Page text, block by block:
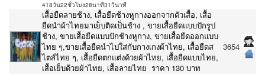
418วัน22ชั่วโมง28นาที31วินาที
เสื้อยืดลายช้าง, เสื้อยืดช้างหูกางออกจากตัวเสื้อ, เสื้อ
ยืดนำผ้าไทยมาเย็บติดเป็นช้าง , ขายเสื้อยืดแบบปักรูป
ช้าง, ขายเสื้อยืดแบบปักช้างหูกาง, ขายเสื้อยืดออกแบบ
ไทย ๆ,ขายเสื้อยืดนำไปใส่กับกางเกงผ้าไทย, เสื้อยืดส
ไตส์ไทย ๆ, เสื้อยืดตกแต่งด้วยผ้าไทย, เสื้อยืดแบบไทย,
เสื้อเย็บด้วยผ้าไทย, เสื้อลายไทย ราคา 130 บาท
3654